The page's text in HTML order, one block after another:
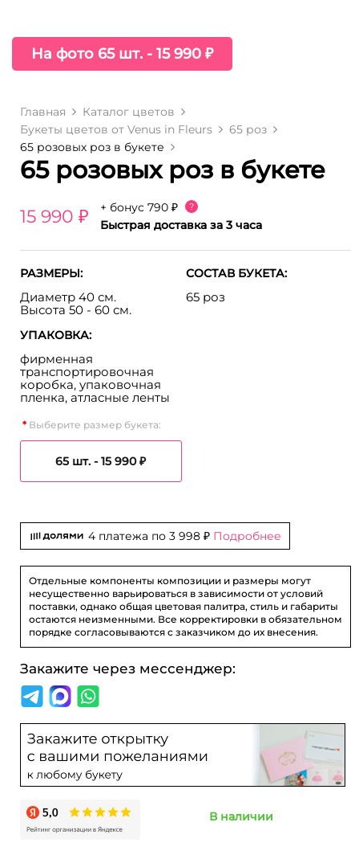
На фото 65 шт. - 15 990 ₽
Главная
Каталог цветов
Букеты цветов от Venus in Fleurs
65 роз
65 розовых роз в букете
65 розовых роз в букете
15 990 ₽ + бонус 790 ₽ ?
Быстрая доставка за 3 часа
РАЗМЕРЫ:
Диаметр 40 см.
Высота 50 - 60 см.
СОСТАВ БУКЕТА:
65 роз
УПАКОВКА:
фирменная
транспортировочная
коробка, упаковочная
пленка, атласные ленты
Выберите размер букета:
65 шт. -15 990 ₽
4 платежа по 3 998 ₽ Подробнее
Отдельные компоненты композиции и размеры могут
несущественно варьироваться в зависимости от условий
поставки, однако общая цветовая палитра, стиль и габариты
остаются неизменными. Все корректировки в обязательном
порядке согласовываются с заказчиком до их внесения.
Закажите через мессенджер:
В наличии